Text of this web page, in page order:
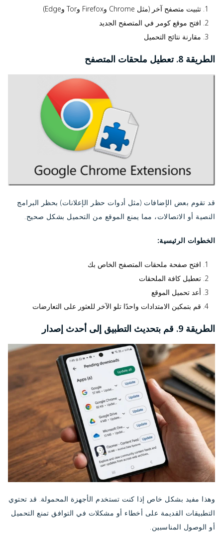
تثبيت متصفح آخر (مثل Chrome وFirefox وTor وEdge)
افتح موقع كومر في المتصفح الجديد
مقارنة نتائج التحميل
الطريقة 8. تعطيل ملحقات المتصفح
قد تقوم بعض الإضافات (مثل أدوات حظر الإعلانات) بحظر البرامج
النصية أو الاتصالات، مما يمنع الموقع من التحميل بشكل صحيح.
الخطوات الرئيسية:
افتح صفحة ملحقات المتصفح الخاص بك
تعطيل كافة الملحقات
أعد تحميل الموقع
قم بتمكين الامتدادات واحدًا تلو الآخر للعثور على التعارضات
الطريقة 9. قم بتحديث التطبيق إلى أحدث إصدار
وهذا مفيد بشكل خاص إذا كنت تستخدم الأجهزة المحمولة. قد تحتوي
التطبيقات القديمة على أخطاء أو مشكلات في التوافق تمنع التحميل
أو الوصول المناسبين.